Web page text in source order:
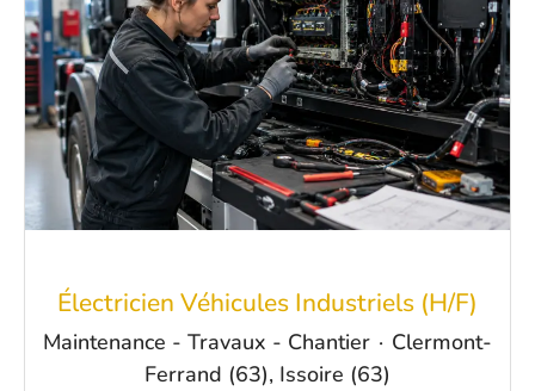
Électricien Véhicules Industriels (H/F)
Maintenance - Travaux - Chantier · Clermont-
Ferrand (63), Issoire (63)